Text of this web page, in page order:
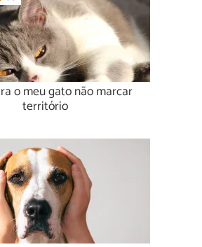
o meu gato não marcar
território